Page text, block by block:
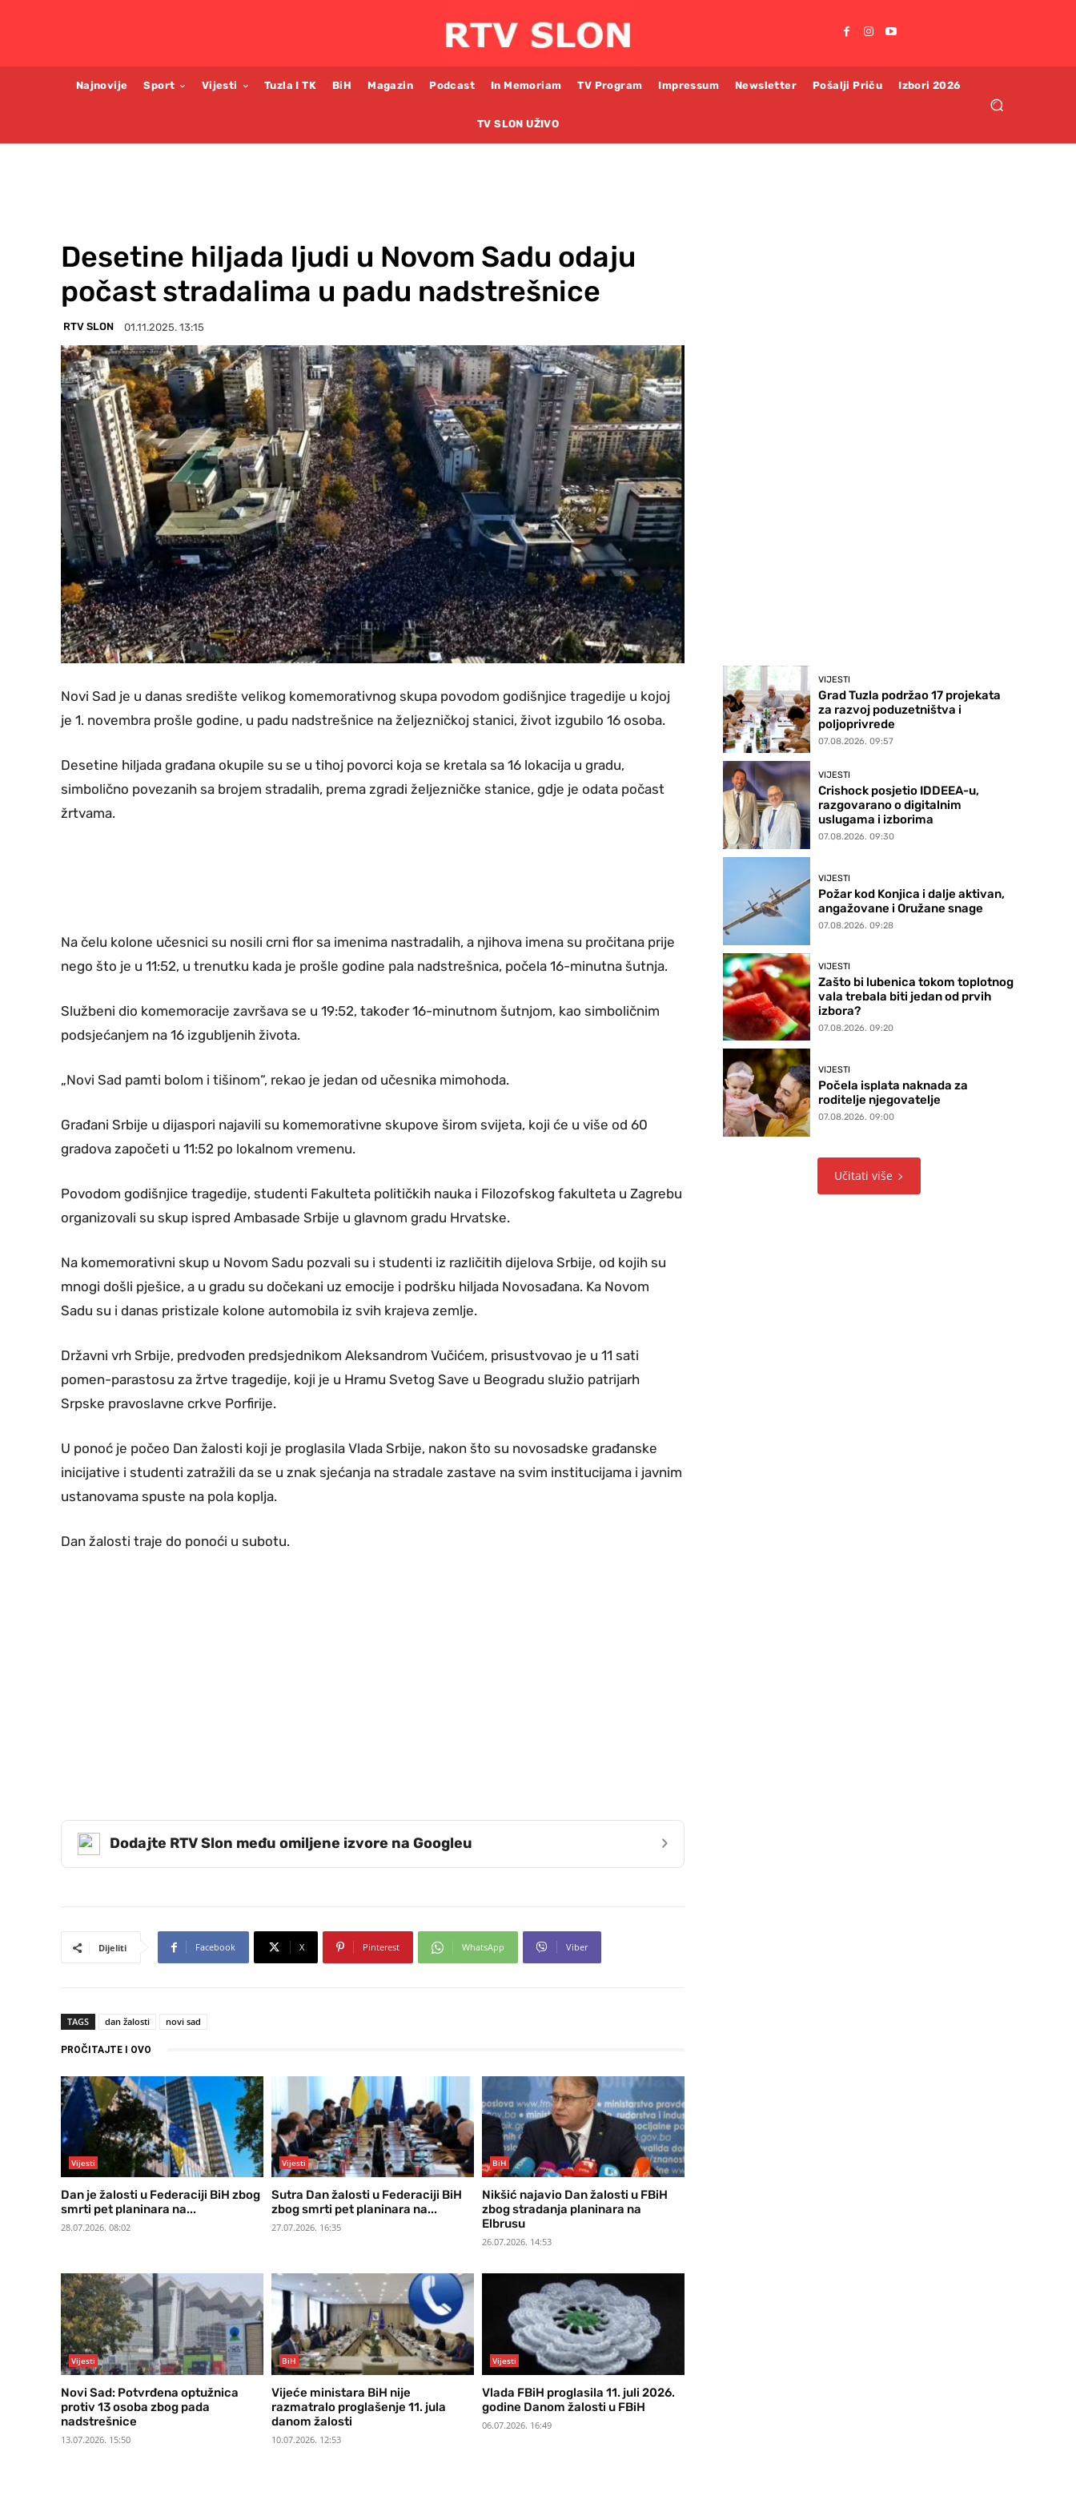
Najnovije Sport Vijesti Tuzla I TK BiH Magazin Podcast In Memoriam TV Program Impressum Newsletter Pošalji Priču Izbori 2026
TV SLON UŽIVO
Desetine hiljada ljudi u Novom Sadu odaju
počast stradalima u padu nadstrešnice
RTV SLON 01.11.2025. 13:15
Novi Sad je u danas središte velikog komemorativnog skupa povodom godišnjice tragedije u kojoj
je 1. novembra prošle godine, u padu nadstrešnice na željezničkoj stanici, život izgubilo 16 osoba.
Desetine hiljada građana okupile su se u tihoj povorci koja se kretala sa 16 lokacija u gradu,
simbolično povezanih sa brojem stradalih, prema zgradi željezničke stanice, gdje je odata počast
žrtvama.
Na čelu kolone učesnici su nosili crni flor sa imenima nastradalih, a njihova imena su pročitana prije
nego što je u 11:52, u trenutku kada je prošle godine pala nadstrešnica, počela 16-minutna šutnja.
Službeni dio komemoracije završava se u 19:52, također 16-minutnom šutnjom, kao simboličnim
podsjećanjem na 16 izgubljenih života.
„Novi Sad pamti bolom i tišinom“, rekao je jedan od učesnika mimohoda.
Građani Srbije u dijaspori najavili su komemorativne skupove širom svijeta, koji će u više od 60
gradova započeti u 11:52 po lokalnom vremenu.
Povodom godišnjice tragedije, studenti Fakulteta političkih nauka i Filozofskog fakulteta u Zagrebu
organizovali su skup ispred Ambasade Srbije u glavnom gradu Hrvatske.
Na komemorativni skup u Novom Sadu pozvali su i studenti iz različitih dijelova Srbije, od kojih su
mnogi došli pješice, a u gradu su dočekani uz emocije i podršku hiljada Novosađana. Ka Novom
Sadu su i danas pristizale kolone automobila iz svih krajeva zemlje.
Državni vrh Srbije, predvođen predsjednikom Aleksandrom Vučićem, prisustvovao je u 11 sati
pomen-parastosu za žrtve tragedije, koji je u Hramu Svetog Save u Beogradu služio patrijarh
Srpske pravoslavne crkve Porfirije.
U ponoć je počeo Dan žalosti koji je proglasila Vlada Srbije, nakon što su novosadske građanske
inicijative i studenti zatražili da se u znak sjećanja na stradale zastave na svim institucijama i javnim
ustanovama spuste na pola koplja.
Dan žalosti traje do ponoći u subotu.
Dodajte RTV Slon među omiljene izvore na Googleu ›
Dijeliti Facebook X Pinterest WhatsApp Viber
TAGS dan žalosti novi sad
PROČITAJTE I OVO
Vijesti
Dan je žalosti u Federaciji BiH zbog
smrti pet planinara na...
28.07.2026. 08:02
Vijesti
Sutra Dan žalosti u Federaciji BiH
zbog smrti pet planinara na...
27.07.2026. 16:35
BiH
Nikšić najavio Dan žalosti u FBiH
zbog stradanja planinara na
Elbrusu
26.07.2026. 14:53
Vijesti
Novi Sad: Potvrđena optužnica
protiv 13 osoba zbog pada
nadstrešnice
13.07.2026. 15:50
BiH
Vijeće ministara BiH nije
razmatralo proglašenje 11. jula
danom žalosti
10.07.2026. 12:53
Vijesti
Vlada FBiH proglasila 11. juli 2026.
godine Danom žalosti u FBiH
06.07.2026. 16:49
VIJESTI
Grad Tuzla podržao 17 projekata
za razvoj poduzetništva i
poljoprivrede
07.08.2026. 09:57
VIJESTI
Crishock posjetio IDDEEA-u,
razgovarano o digitalnim
uslugama i izborima
07.08.2026. 09:30
VIJESTI
Požar kod Konjica i dalje aktivan,
angažovane i Oružane snage
07.08.2026. 09:28
VIJESTI
Zašto bi lubenica tokom toplotnog
vala trebala biti jedan od prvih
izbora?
07.08.2026. 09:20
VIJESTI
Počela isplata naknada za
roditelje njegovatelje
07.08.2026. 09:00
Učitati više